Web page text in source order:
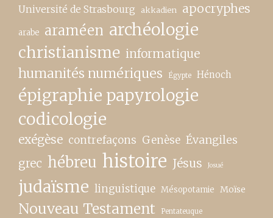
Université de Strasbourg akkadien apocryphes
arabe araméen archéologie
christianisme informatique
humanités numériques Égypte Hénoch
épigraphie papyrologie
codicologie
exégèse contrefaçons Genèse Évangiles
grec hébreu histoire Jésus Josué
judaïsme linguistique Mésopotamie Moïse
Nouveau Testament Pentateuque